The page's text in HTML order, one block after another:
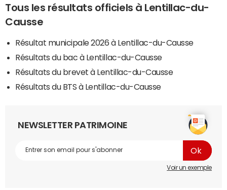
Tous les résultats officiels à Lentillac-du-
Causse
Résultat municipale 2026 à Lentillac-du-Causse
Résultats du bac à Lentillac-du-Causse
Résultats du brevet à Lentillac-du-Causse
Résultats du BTS à Lentillac-du-Causse
NEWSLETTER PATRIMOINE
Voir un exemple